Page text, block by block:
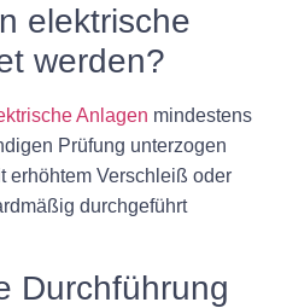
elektrische
werden?
Anlagen mindestens
Prüfung unterzogen
erhöhtem Verschleiß oder
durchgeführt
Durchführung